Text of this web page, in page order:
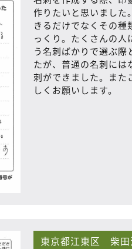
作りたいと思いました
きるだけでなくその種
っくり。たくさんの人
う名刺ばかりで選ぶ際
たが、普通の名刺には
刺ができました。また
しくお願いします。
東京都江東区 柴田